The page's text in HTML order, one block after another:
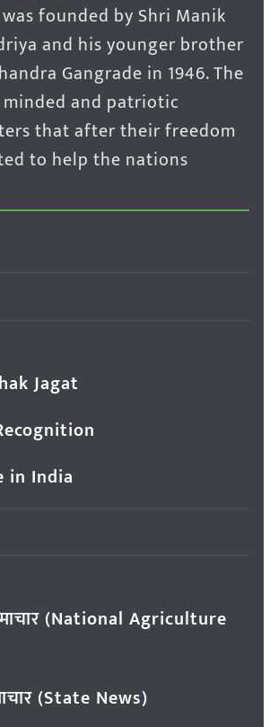
founded by Shri Manik
and his younger brother
Gangrade in 1946. The
and patriotic
that after their freedom
to help the nations
Jagat
in India
समाचार (National Agriculture
(State News)